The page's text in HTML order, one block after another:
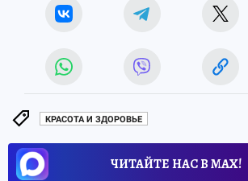
КРАСОТА И ЗДОРОВЬЕ
ЧИТАЙТЕ НАС В МАХ!